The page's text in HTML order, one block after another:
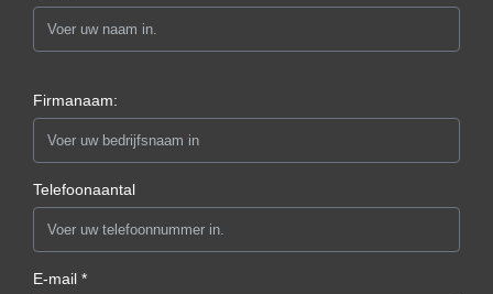
Firmanaam:
Telefoonaantal
E-mail *